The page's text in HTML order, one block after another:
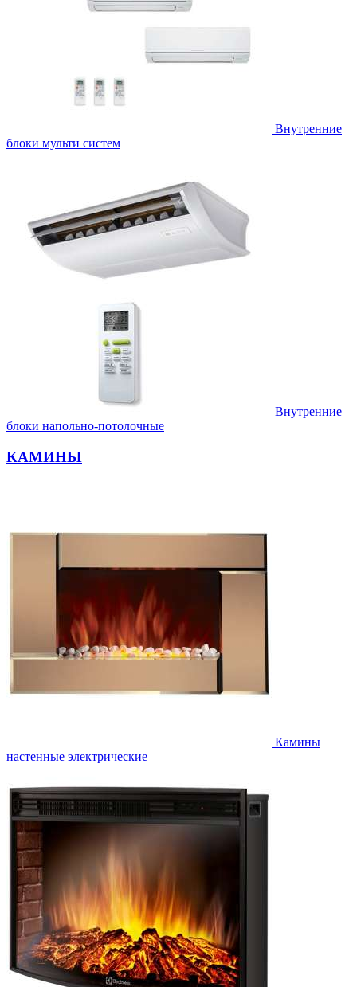
Внутренние
блоки мульти систем
Внутренние
блоки напольно-потолочные
КАМИНЫ
Камины
настенные электрические